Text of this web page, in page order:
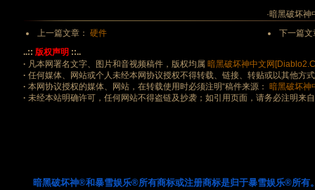
·暗黑破坏
上一篇文章：硬件
下一篇
..::版权声明 ::..
· 凡本网署名文字、图片和音视频稿件，版权均属暗黑破坏神中文网
·任何媒体、网站或个人未经本网协议授权不得转载、链接、转贴或以其他方
·本网协议授权的媒体、网站，在转载使用时必须注明“稿件来源： 暗黑破坏神
·未经本站明确许可，任何网站不得盗链及抄袭；如引用页面，请务必注明来
暗黑破坏神®和暴雪娱乐®所有商标或注册商标是归于暴雪娱乐®所